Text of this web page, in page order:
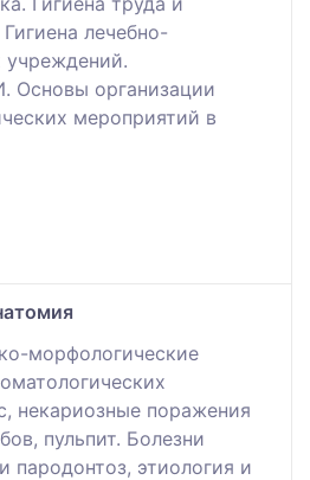
лечебно-
учреждений.
Основы организации
мероприятий в
морфологические
некариозные поражения
пульпит. Болезни
пародонтоз, этиология и